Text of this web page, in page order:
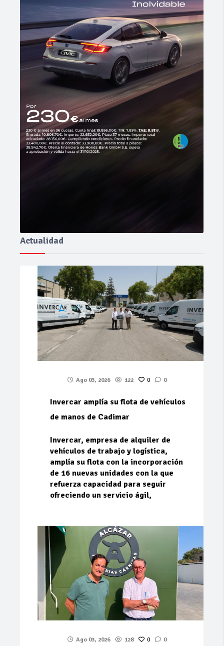
Actualidad
Ago 03, 2026 122 0 0
Invercar amplía su flota de vehículos
de manos de Cadimar
Invercar, empresa de alquiler de
vehículos de trabajo y logística,
amplía su flota con la incorporación
de 16 nuevas unidades con la que
refuerza capacidad para seguir
ofreciendo un servicio ágil,
Ago 03, 2026 128 0 0